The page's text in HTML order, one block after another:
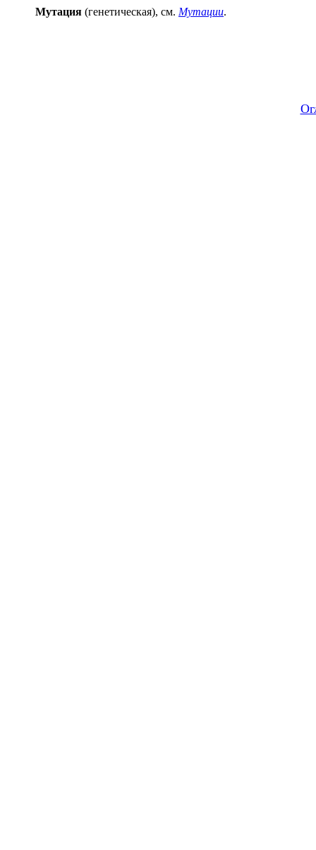
Мутация (генетическая), см. Мутации.